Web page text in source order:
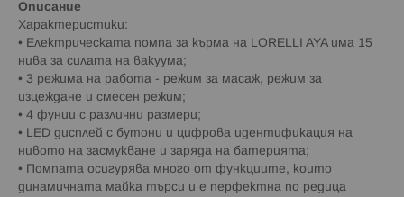
Описание
Характеристики:
• Електрическата помпа за кърма на LORELLI AYA има 15
нива за силата на вакуума;
• 3 режима на работа - режим за масаж, режим за
изцеждане и смесен режим;
• 4 фунии с различни размери;
• LED дисплей с бутони и цифрова идентификация на
нивото на засмукване и заряда на батерията;
• Помпата осигурява много от функциите, които
динамичната майка търси и е перфектна по редица